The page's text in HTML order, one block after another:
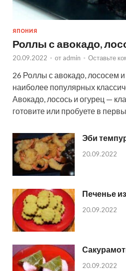
ЯПОНИЯ
Роллы с авокадо,
20.09.2022 - от admin - Оставьте
26 Роллы с авокадо, лососем
наиболее популярных
Авокадо, лосось и огурец —
готовите или пробуете в
Эби
20.09.2022
Печенье
20.09.2022
20.09.2022